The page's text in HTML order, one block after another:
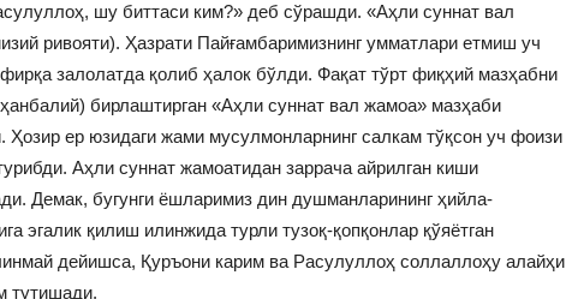
шу биттаси ким?» деб сўрашди. «Аҳли суннат вал
ривояти). Ҳазрати Пайғамбаримизнинг умматлари етмиш уч
залолатда қолиб ҳалок бўлди. Фақат тўрт фиқҳий мазҳабни
бирлаштирган «Аҳли суннат вал жамоа» мазҳаби
Ҳозир ер юзидаги жами мусулмонларнинг салкам тўқсон уч фоизи
Аҳли суннат жамоатидан заррача айрилган киши
Демак, бугунги ёшларимиз дин душманларининг ҳийла-
эгалик қилиш илинжида турли тузоқ-қопқонлар қўяётган
дейишса, Қуръони карим ва Расулуллоҳ соллаллоҳу алайҳи
тутишади.